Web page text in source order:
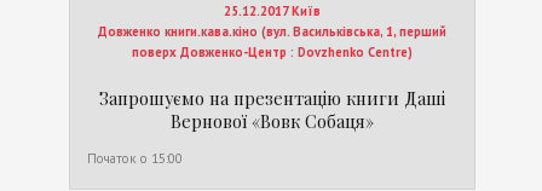
25.12.2017 Київ
Довженко книги.кава.кіно (вул. Васильківська, 1, перший
поверх Довженко-Центр : Dovzhenko Centre)
Запрошуємо на презентацію книги Даші
Вернової «Вовк Собаця»
Початок о 15:00